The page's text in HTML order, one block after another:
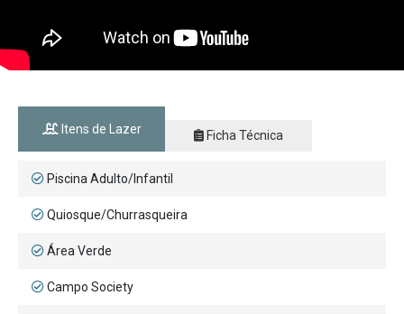
Itens de Lazer Ficha Técnica
Piscina Adulto/Infantil
Quiosque/Churrasqueira
Área Verde
Campo Society